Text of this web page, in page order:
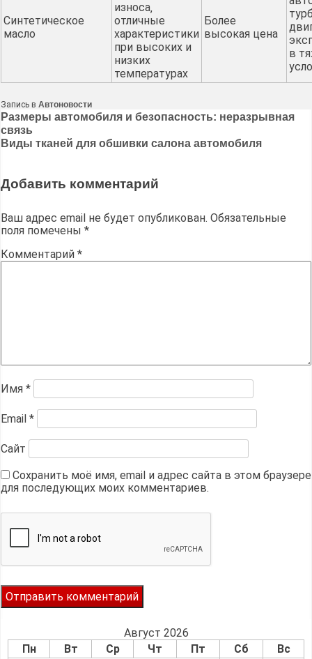
Синтетическое
масло
износа‚
отличные
характеристики
при высоких и
низких
температурах
Более
высокая цена
в
Запись в Автоновости
Навигация
по
Размеры автомобиля и безопасность: неразрывная
связь
Виды тканей для обшивки салона автомобиля
Добавить комментарий
Ваш адрес email не будет опубликован. Обязательные
поля помечены *
Комментарий *
Имя *
Email *
Сайт
Сохранить моё имя, email и адрес сайта в этом браузере
для последующих моих комментариев.
Август 2026
Пн
Вт Ср Чт Пт Сб Вс